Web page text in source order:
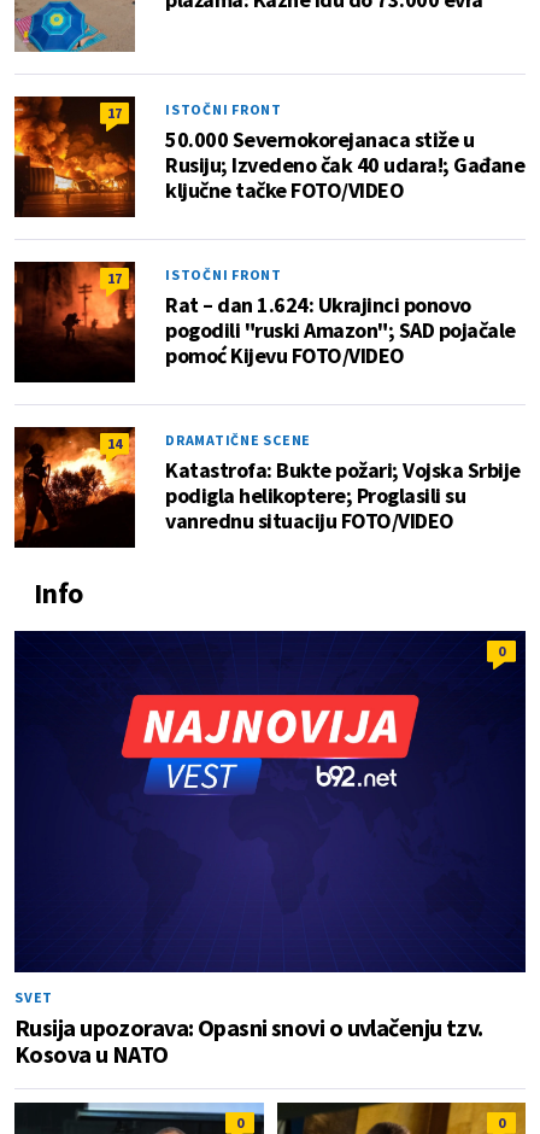
17 ISTOČNI FRONT
50.000 Severnokorejanaca stiže u
Rusiju; Izvedeno čak 40 udara!; Gađane
ključne tačke FOTO/VIDEO
17 ISTOČNI FRONT
Rat – dan 1.624: Ukrajinci ponovo
pogodili "ruski Amazon"; SAD pojačale
pomoć Kijevu FOTO/VIDEO
14 DRAMATIČNE SCENE
Katastrofa: Bukte požari; Vojska Srbije
podigla helikoptere; Proglasili su
vanrednu situaciju FOTO/VIDEO
Info
0
SVET
Rusija upozorava: Opasni snovi o uvlačenju tzv.
Kosova u NATO
0 0